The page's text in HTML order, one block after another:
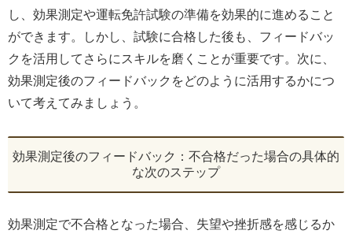
し、効果測定や運転免許試験の準備を効果的に進めること
ができます。しかし、試験に合格した後も、フィードバッ
クを活用してさらにスキルを磨くことが重要です。次に、
効果測定後のフィードバックをどのように活用するかにつ
いて考えてみましょう。
効果測定後のフィードバック：不合格だった場合の具体的
な次のステップ
効果測定で不合格となった場合、失望や挫折感を感じるか